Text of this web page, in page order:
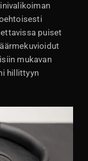
puiset
mukavan
hillittyyn